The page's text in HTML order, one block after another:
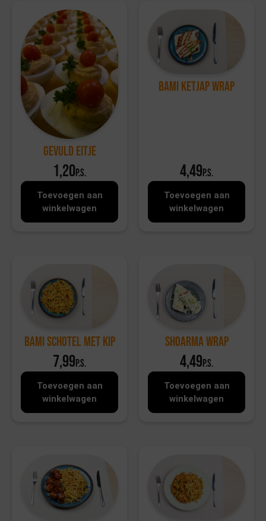
Gevuld eitje
1,20p.s.
Toevoegen aan
winkelwagen
Bami ketjap wrap
4,49p.s.
Toevoegen aan
winkelwagen
Bami schotel met kip
7,99p.s.
Toevoegen aan
winkelwagen
Shoarma wrap
4,49p.s.
Toevoegen aan
winkelwagen